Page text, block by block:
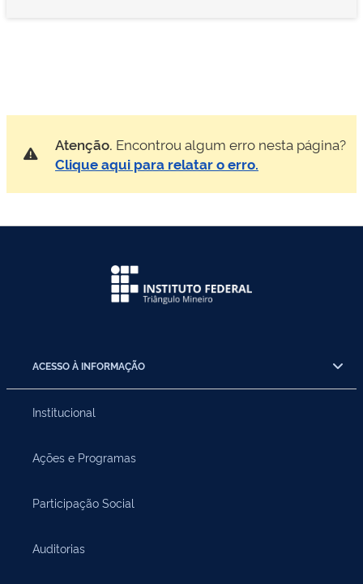
Atenção. Encontrou algum erro nesta página?
Clique aqui para relatar o erro.
ACESSO À INFORMAÇÃO
Institucional
Ações e Programas
Participação Social
Auditorias